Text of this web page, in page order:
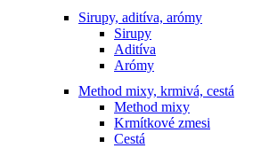
Sirupy, aditíva, arómy
Sirupy
Aditíva
Arómy
Method mixy, krmivá, cestá
Method mixy
Krmítkové zmesi
Cestá